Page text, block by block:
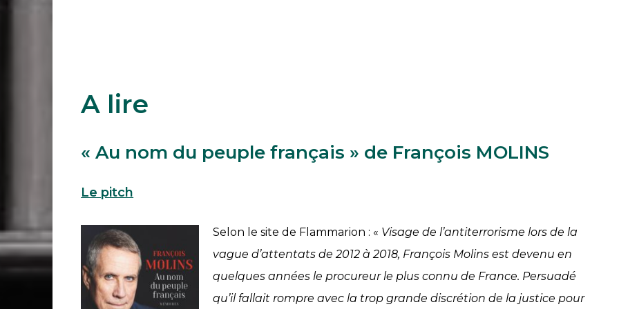
A lire
«Au nom du peuple français » de François MOLINS
Le pitch
Selon le site de Flammarion : « Visage de l’antiterrorisme lors de la
vague d’attentats de 2012 à 2018, François Molins est devenu en
quelques années le procureur le plus connu de France. Persuadé
qu’il fallait rompre avec la trop grande discrétion de la justice pour